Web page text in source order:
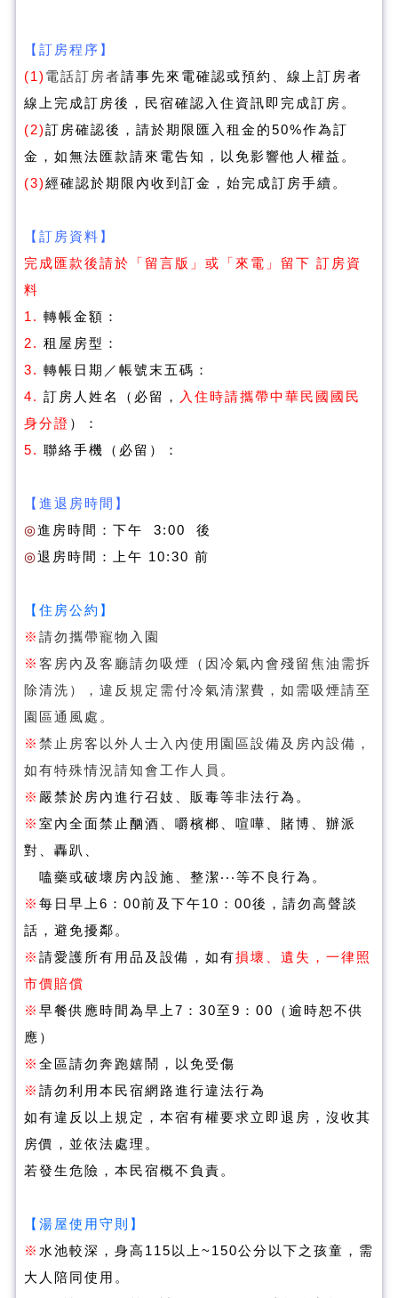
【訂房程序】
(1) 電話訂房者請事先來電確認或預約、線上訂房者
線上完成訂房後，民宿確認入住資訊即完成訂房。
(2)訂房確認後，請於期限匯入租金的50%作為訂
金，如無法匯款請來電告知，以免影響他人權益 。
(3)經確認於期限內收到訂金，始完成訂房手續。
【訂房資料】
完成匯款後請於「留言版」或「來電」留下 訂房資
料
1. 轉帳金額：
2. 租屋房型：
3. 轉帳日期／帳號末五碼：
4. 訂房人姓名（必留，
入住時請攜帶中華民國國民
身分證 ）：
5. 聯絡手機（必留）：
【進退房時間】
◎進房時間：下午 3:00 後
◎退房時間：上午 10:30 前
【住房公約】
※ 請勿攜帶寵物入園
※ 客房內及客廳請勿吸煙（因冷氣內會殘留焦油需拆
除清洗），違反規定需付冷氣清潔費，如需吸煙請至
園區通風處。
※ 禁止房客以外人士入內使用園區設備及房內設備，
如有特殊情況請知會工作人員。
※ 嚴禁於房內進行召妓、販毒等非法行為。
※ 室內全面禁止酗酒、嚼檳榔、喧嘩、賭博、辦派
對、轟趴、
嗑藥或破壞房內設施、整潔‧‧‧等不良行為。
※ 每日早上6：00前及下午10：00後，請勿高聲談
話，避免擾鄰。
※ 請愛護所有用品及設備，如有損壞、遺失，一律照
市價賠償
※ 早餐供應時間為早上7：30至9：00（逾時恕不供
應）
※ 全區請勿奔跑嬉鬧，以免受傷
※ 請勿利用本民宿網路進行違法行為
如有違反以上規定，本宿有權要求立即退房，沒收其
房價，並依法處理。
若發生危險，本民宿概不負責。
【 湯屋使用守則 】
※ 水池較深，身高115以上~150公分以下之孩童，需
大人陪同使用。